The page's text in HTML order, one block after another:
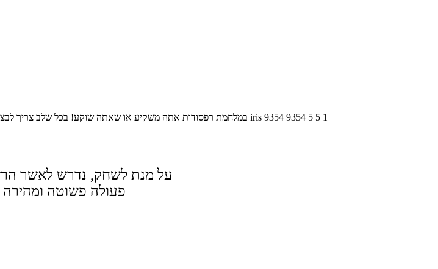
במלחמת רפסודות אתה משקיע או שאתה שוקע! בכל שלב צריך iris 9354 9354 5 5 1
על מנת לשחק, נדרש לאשר
פעולה פשוטה ומהירה